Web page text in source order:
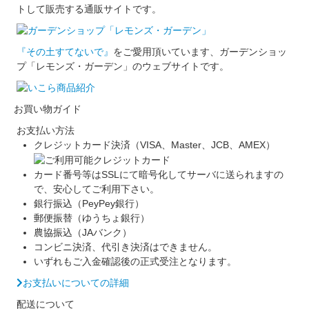
トして販売する通販サイトです。
『その土すてないで』 をご愛用頂いています、ガーデンショッ
プ「レモンズ・ガーデン」のウェブサイトです。
お買い物ガイド
お支払い方法
クレジットカード決済（VISA、Master、JCB、AMEX）
カード番号等はSSLにて暗号化してサーバに送られますの
で、安心してご利用下さい。
銀行振込（PeyPey銀行）
郵便振替（ゆうちょ銀行）
農協振込（JAバンク）
コンビニ決済、代引き決済はできません。
いずれもご入金確認後の正式受注となります。
お支払いについての詳細
配送について